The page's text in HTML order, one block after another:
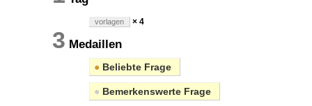
vorlagen × 4
3 Medaillen
● Beliebte Frage
● Bemerkenswerte Frage